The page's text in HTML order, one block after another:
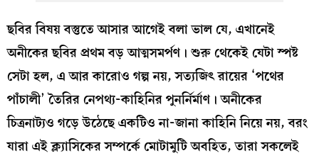
ছবির বিষয় বস্তুতে আসার আগেই বলা ভাল যে, এখানেই
অনীকের ছবির প্রথম বড় আত্মসমর্পণ। শুরু থেকেই যেটা স্পষ্ট
সেটা হল, এ আর কারোও গল্প নয়, সত্যজিৎ রায়ের ‘পথের
পাঁচালী’ তৈরির নেপথ্য-কাহিনির পুনর্নির্মাণ। অনীকের
চিত্রনাট্যও গড়ে উঠেছে একটিও না-জানা কাহিনি নিয়ে নয়, বরং
যারা এই ক্ল্যাসিকের সম্পর্কে মোটামুটি অবহিত, তারা সকলেই